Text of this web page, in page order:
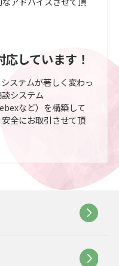
しています！
ステムが著しく変わっ
システム
など）を構築して
全にお取引させて頂